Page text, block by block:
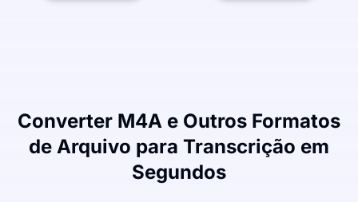
Converter M4A e Outros Formatos
de Arquivo para Transcrição em
Segundos